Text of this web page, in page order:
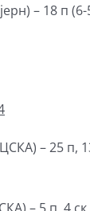
– 18 п
– 25 п,
– 5 п, 4